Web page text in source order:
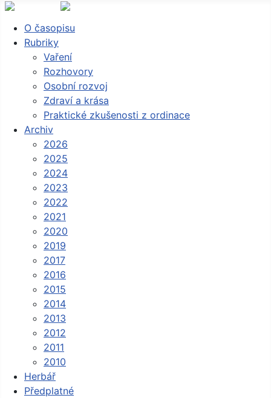
O časopisu
Rubriky
Vaření
Rozhovory
Osobní rozvoj
Zdraví a krása
Praktické zkušenosti z ordinace
Archiv
2026
2025
2024
2023
2022
2021
2020
2019
2017
2016
2015
2014
2013
2012
2011
2010
Herbář
Předplatné